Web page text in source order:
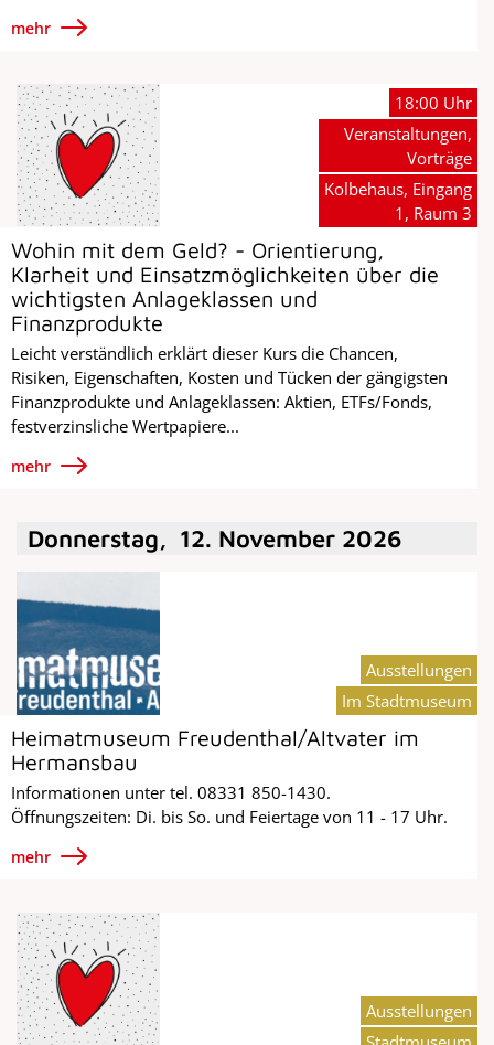
mehr
Wohin mit dem Geld? - Orientierung,
Klarheit und Einsatzmöglichkeiten über die
wichtigsten Anlageklassen und
Finanzprodukte
Leicht verständlich erklärt dieser Kurs die Chancen,
Risiken, Eigenschaften, Kosten und Tücken der gängigsten
Finanzprodukte und Anlageklassen: Aktien, ETFs/Fonds,
festverzinsliche Wertpapiere...
mehr
18:00 Uhr
Veranstaltungen,
Vorträge
Kolbehaus, Eingang
1, Raum 3
Donnerstag, 12. November 2026
Heimatmuseum Freudenthal/Altvater im
Hermansbau
Informationen unter tel. 08331 850-1430.
Öffnungszeiten: Di. bis So. und Feiertage von 11 - 17 Uhr.
mehr
Ausstellungen
Im Stadtmuseum
Ausstellungen